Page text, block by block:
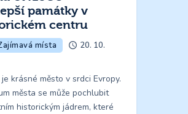
památky v
centru
místa
20. 10.
krásné město v srdci Evropy.
města se může pochlubit
historickým jádrem, které